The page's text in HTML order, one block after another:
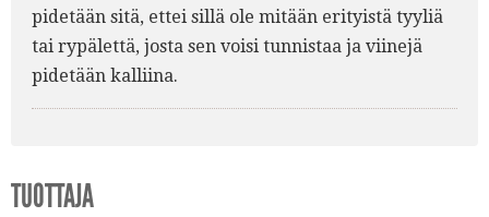
pidetään sitä, ettei sillä ole mitään erityistä tyyliä
tai rypälettä, josta sen voisi tunnistaa ja viinejä
pidetään kalliina.
TUOTTAJA